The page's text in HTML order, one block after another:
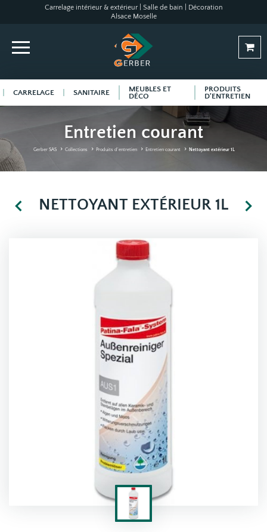
Carrelage intérieur & extérieur | Salle de bain | Décoration
Alsace Moselle
CARRELAGE SANITAIRE
MEUBLES ET
DÉCO
PRODUITS
D'ENTRETIEN
Entretien courant
Gerber SAS Collections Produits d'entretien Entretien courant Nettoyant extérieur 1L
NETTOYANT EXTÉRIEUR 1L